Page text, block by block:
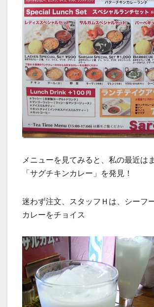
メニューを見てみると、私の最近は
「サグチキンカレー」を発見！
迷わず注文、スタッフＨは、シーフ
カレーをチョイス